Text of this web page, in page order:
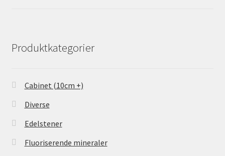
Produktkategorier
Cabinet (10cm +)
Diverse
Edelstener
Fluoriserende mineraler